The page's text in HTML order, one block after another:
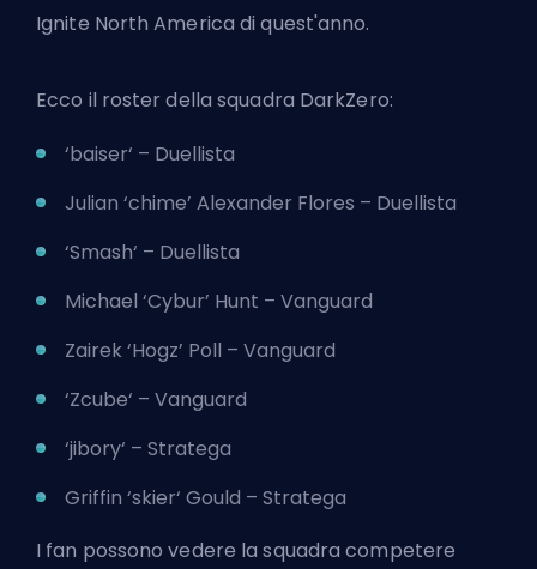
Ignite North America di quest'anno.
Ecco il roster della squadra DarkZero:
‘baiser‘ – Duellista
Julian ‘chime’ Alexander Flores – Duellista
‘Smash‘ – Duellista
Michael ‘Cybur’ Hunt – Vanguard
Zairek ‘Hogz’ Poll – Vanguard
‘Zcube‘ – Vanguard
‘jibory‘ – Stratega
Griffin ‘skier‘ Gould – Stratega
I fan possono vedere la squadra competere